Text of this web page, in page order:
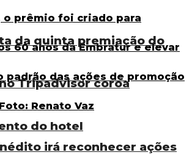
irá reconhecer ações
da quinta premiação do
Tripadvisor coroa
do hotel